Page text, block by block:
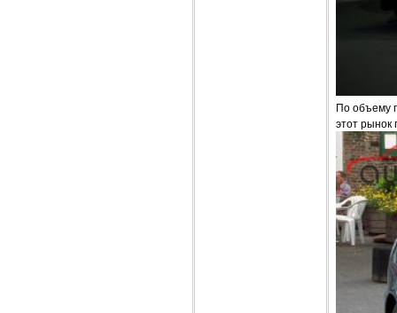
По объему
этот рынок